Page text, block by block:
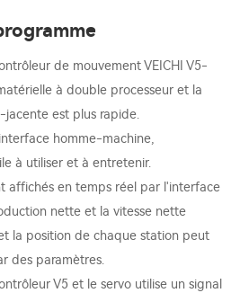
de mouvement VEICHI V5-
à double processeur et la
jacente est plus rapide.
homme-machine,
à utiliser et à entretenir.
affichés en temps réel par l'interface
nette et la vitesse nette
la position de chaque station peut
des paramètres.
V5 et le servo utilise un signal